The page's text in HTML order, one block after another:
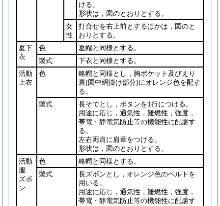
ける。
形状は，図のとおりとする。
女
性
打合せを右上前とするほかは，図のと
おりとする。
夏下
衣
色
夏帽と同様とする。
製式
下衣と同様とする。
活動
上衣
色
略帽と同様とし，胸ポケット及びえり
裏(図中網掛け部分)にオレンジ色を配す
る。
製式
長そでとし，ボタンを1行につける。
用途に応じ，通気性，難燃性，強度，
帯電・静電気防止等の機能性に配慮す
る。
左右両肩に肩章をつける。
形状は，図のとおりとする。
活動
服
ズボ
ン
色
略帽と同様とする。
製式
長ズボンとし，オレンジ色のベルトを
用いる。
用途に応じ，通気性，難燃性，強度，
帯電・静電気防止等の機能性に配慮す